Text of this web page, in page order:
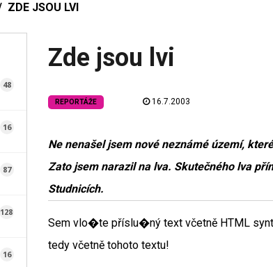
ZDE JSOU LVI
48
16
87
128
16
Zde jsou lvi
REPORTÁŽE 16.7.2003
Ne nenašel jsem nové neznámé území,
Zato jsem narazil na lva. Skutečného lva
Studnicích.
Sem vlo�te příslu�ný text včetně HTML
tedy včetně tohoto textu!